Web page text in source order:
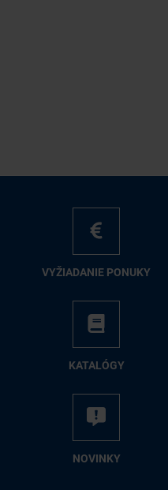
VY­ŽIA­DA­NIE PO­NU­KY
KA­TA­LÓ­GY
NO­VIN­KY